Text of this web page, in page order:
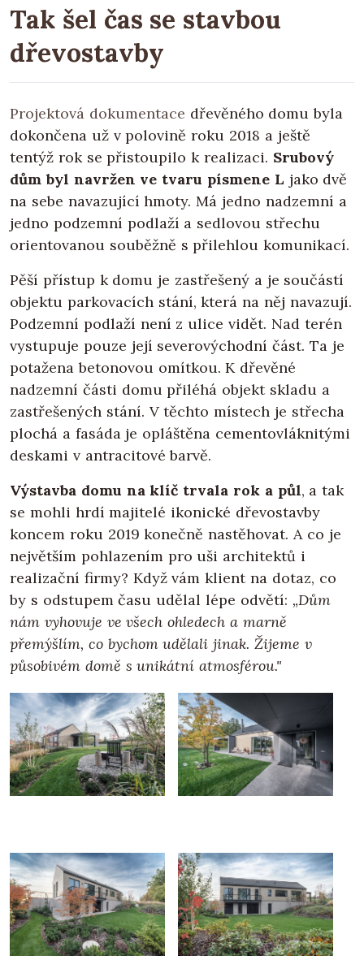
Tak šel čas se stavbou
dřevostavby
Projektová dokumentace dřevěného domu byla
dokončena už v polovině roku 2018 a ještě
tentýž rok se přistoupilo k realizaci. Srubový
dům byl navržen ve tvaru písmene L jako dvě
na sebe navazující hmoty. Má jedno nadzemní a
jedno podzemní podlaží a sedlovou střechu
orientovanou souběžně s přilehlou komunikací.
Pěší přístup k domu je zastřešený a je součástí
objektu parkovacích stání, která na něj navazují.
Podzemní podlaží není z ulice vidět. Nad terén
vystupuje pouze její severovýchodní část. Ta je
potažena betonovou omítkou. K dřevěné
nadzemní části domu přiléhá objekt skladu a
zastřešených stání. V těchto místech je střecha
plochá a fasáda je opláštěna cementovláknitými
deskami v antracitové barvě.
Výstavba domu na klíč trvala rok a půl, a tak
se mohli hrdí majitelé ikonické dřevostavby
koncem roku 2019 konečně nastěhovat. A co je
největším pohlazením pro uši architektů i
realizační firmy? Když vám klient na dotaz, co
by s odstupem času udělal lépe odvětí: „Dům
nám vyhovuje ve všech ohledech a marně
přemýšlím, co bychom udělali jinak. Žijeme v
působivém domě s unikátní atmosférou."